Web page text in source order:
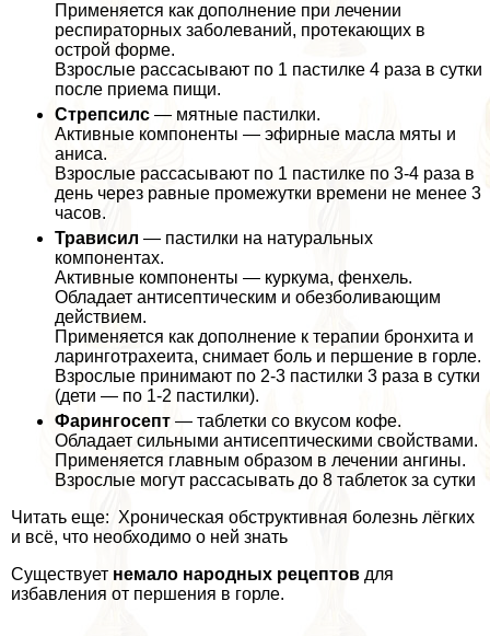
Применяется как дополнение при лечении
респираторных заболеваний, протекающих в
острой форме.
Взрослые рассасывают по 1 пастилке 4 раза в сутки
после приема пищи.
Стрепсилс — мятные пастилки.
Активные компоненты — эфирные масла мяты и
аниса.
Взрослые рассасывают по 1 пастилке по 3-4 раза в
день через равные промежутки времени не менее 3
часов.
Трависил — пастилки на натуральных
компонентах.
Активные компоненты — куркума, фенхель.
Обладает антисептическим и обезболивающим
действием.
Применяется как дополнение к терапии бронхита и
ларинготрахеита, снимает боль и першение в горле.
Взрослые принимают по 2-3 пастилки 3 раза в сутки
(дети — по 1-2 пастилки).
Фарингосепт — таблетки со вкусом кофе.
Обладает сильными антисептическими свойствами.
Применяется главным образом в лечении ангины.
Взрослые могут рассасывать до 8 таблеток за сутки
Читать еще: Хроническая обструктивная болезнь лёгких
и всё, что необходимо о ней знать
Существует немало народных рецептов для
избавления от першения в горле.